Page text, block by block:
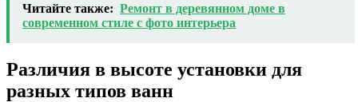
Читайте также: Ремонт в деревянном доме в
современном стиле с фото интерьера
Различия в высоте установки для
разных типов ванн